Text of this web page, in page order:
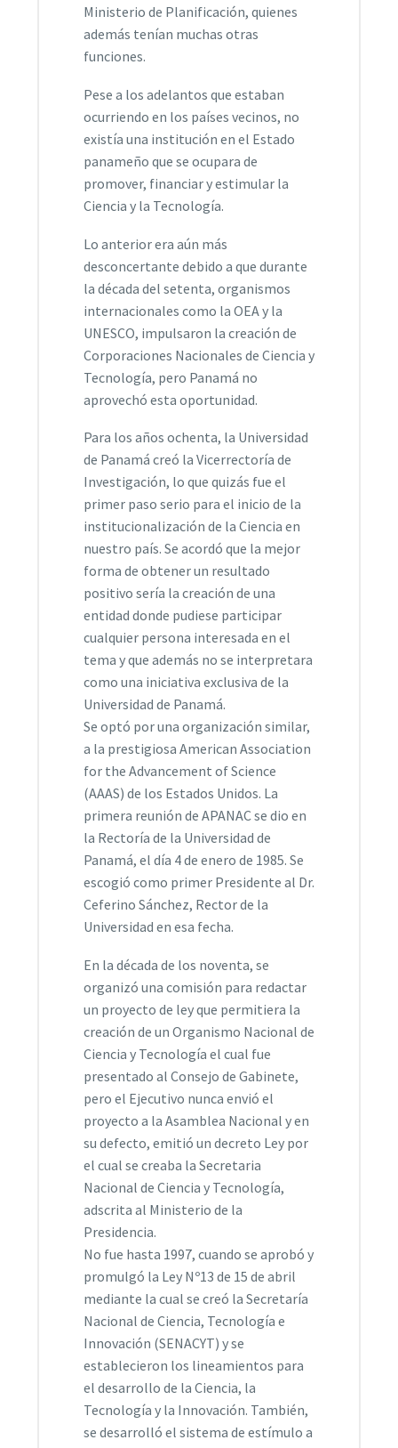
Ministerio de Planificación, quienes
además tenían muchas otras
funciones.
Pese a los adelantos que estaban
ocurriendo en los países vecinos, no
existía una institución en el Estado
panameño que se ocupara de
promover, financiar y estimular la
Ciencia y la Tecnología.
Lo anterior era aún más
desconcertante debido a que durante
la década del setenta, organismos
internacionales como la OEA y la
UNESCO, impulsaron la creación de
Corporaciones Nacionales de Ciencia y
Tecnología, pero Panamá no
aprovechó esta oportunidad.
Para los años ochenta, la Universidad
de Panamá creó la Vicerrectoría de
Investigación, lo que quizás fue el
primer paso serio para el inicio de la
institucionalización de la Ciencia en
nuestro país. Se acordó que la mejor
forma de obtener un resultado
positivo sería la creación de una
entidad donde pudiese participar
cualquier persona interesada en el
tema y que además no se interpretara
como una iniciativa exclusiva de la
Universidad de Panamá.
Se optó por una organización similar,
a la prestigiosa American Association
for the Advancement of Science
(AAAS) de los Estados Unidos. La
primera reunión de APANAC se dio en
la Rectoría de la Universidad de
Panamá, el día 4 de enero de 1985. Se
escogió como primer Presidente al Dr.
Ceferino Sánchez, Rector de la
Universidad en esa fecha.
En la década de los noventa, se
organizó una comisión para redactar
un proyecto de ley que permitiera la
creación de un Organismo Nacional de
Ciencia y Tecnología el cual fue
presentado al Consejo de Gabinete,
pero el Ejecutivo nunca envió el
proyecto a la Asamblea Nacional y en
su defecto, emitió un decreto Ley por
el cual se creaba la Secretaria
Nacional de Ciencia y Tecnología,
adscrita al Ministerio de la
Presidencia.
No fue hasta 1997, cuando se aprobó y
promulgó la Ley Nº13 de 15 de abril
mediante la cual se creó la Secretaría
Nacional de Ciencia, Tecnología e
Innovación (SENACYT) y se
establecieron los lineamientos para
el desarrollo de la Ciencia, la
Tecnología y la Innovación. También,
se desarrolló el sistema de estímulo a